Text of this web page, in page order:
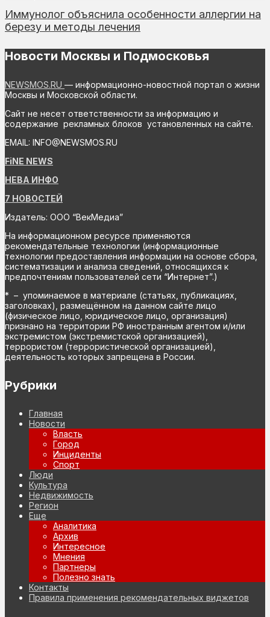
Иммунолог объяснила особенности аллергии на
березу и методы лечения
Новости Москвы и Подмосковья
NEWSMOS.RU — информационно-новостной портал о жизни
Москвы и Московской области.
Сайт не несет ответственности за информацию и
содержание рекламных блоков установленных на сайте.
EMAIL: INFO@NEWSMOS.RU
FiNE NEWS
НЕВА ИНФО
7 НОВОСТЕЙ
Издатель: ООО “ВекМедиа”
На информационном ресурсе применяются
рекомендательные технологии (информационные
технологии предоставления информации на основе сбора,
систематизации и анализа сведений, относящихся к
предпочтениям пользователей сети “Интернет”.)
* – упоминаемое в материале (статьях, публикациях,
заголовках), размещённом на данном сайте лицо
(физическое лицо, юридическое лицо, организация)
признано на территории РФ иностранным агентом и/или
экстремистом (экстремистской организацией),
террористом (террористической организацией),
деятельность которых запрещена в России.
Рубрики
Главная
Новости
Власть
Город
Инциденты
Спорт
Люди
Культура
Недвижимость
Регион
Еще
Аналитика
Архив
Интересное
Мнения
Партнеры
Полезно знать
Контакты
Правила применения рекомендательных виджетов